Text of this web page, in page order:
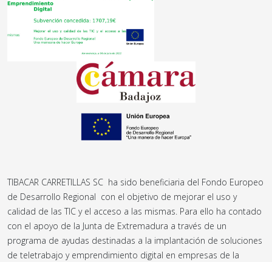
TIBACAR CARRETILLAS SC ha sido beneficiaria del Fondo Europeo
de Desarrollo Regional con el objetivo de mejorar el uso y
calidad de las TIC y el acceso a las mismas. Para ello ha contado
con el apoyo de la Junta de Extremadura a través de un
programa de ayudas destinadas a la implantación de soluciones
de teletrabajo y emprendimiento digital en empresas de la